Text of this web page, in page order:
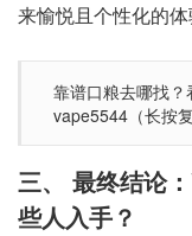
来愉悦且个性化的体
靠谱口粮去哪找？
vape5544（长按
三、 最终结论
些人入手？